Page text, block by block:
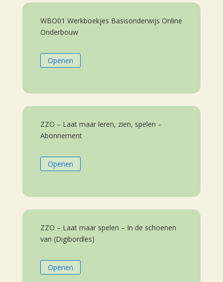
WBO01 Werkboekjes Basisonderwijs Online
Onderbouw
Openen
ZZO – Laat maar leren, zien, spelen –
Abonnement
Openen
ZZO – Laat maar spelen – In de schoenen
van (Digibordles)
Openen